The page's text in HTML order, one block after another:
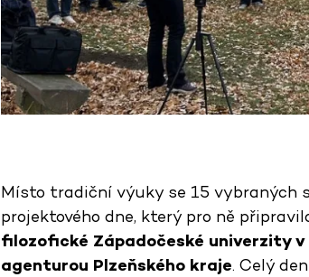
Místo tradiční výuky se 15 vybraných
projektového dne, který pro ně
filozofické Západočeské univerzity v
agenturou Plzeňského kraje. Celý